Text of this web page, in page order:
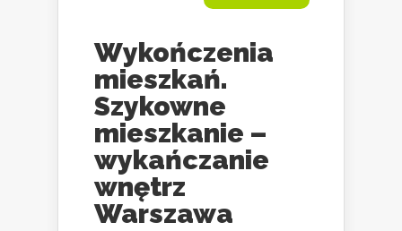
Wykończenia
mieszkań.
Szykowne
mieszkanie –
wykańczanie
wnętrz
Warszawa